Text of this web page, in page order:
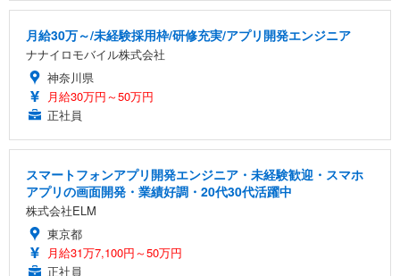
月給30万～/未経験採用枠/研修充実/アプリ開発エンジニア
ナナイロモバイル株式会社
神奈川県
月給30万円～50万円
正社員
スマートフォンアプリ開発エンジニア・未経験歓迎・スマホ
アプリの画面開発・業績好調・20代30代活躍中
株式会社ELM
東京都
月給31万7,100円～50万円
正社員